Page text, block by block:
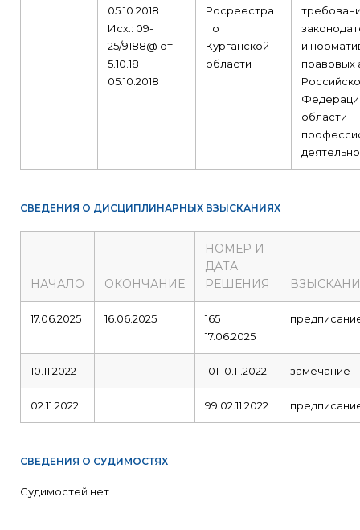
05.10.2018
Исх.: 09-
25/9188@ от
5.10.18
05.10.2018
Росреестра
по
Курганской
области
и
правовых
области
СВЕДЕНИЯ О ДИСЦИПЛИНАРНЫХ ВЗЫСКАНИЯХ
НАЧАЛО ОКОНЧАНИЕ
НОМЕР И
ДАТА
РЕШЕНИЯ
17.06.2025 16.06.2025
165
17.06.2025
10.11.2022 101 10.11.2022 замечание
02.11.2022 99 02.11.2022
СВЕДЕНИЯ О СУДИМОСТЯХ
Судимостей нет